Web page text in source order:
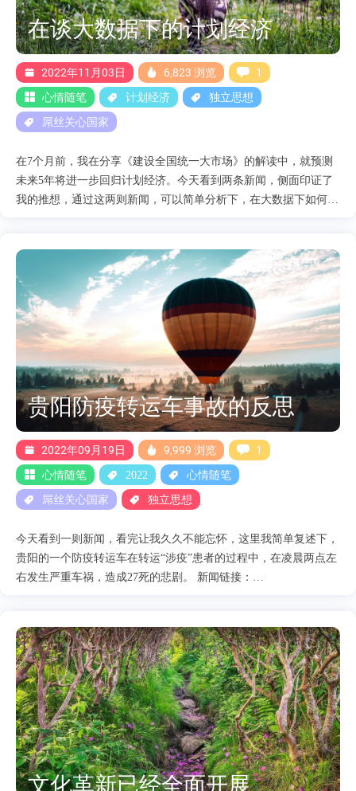
改革开放30多年，大部分的人都已经具备了一定的独立思考能力，
并且都有了基本的法律意识。你不让我说话，那我就进行无内容抗
议。所以就有了举白纸这种类似行为艺术的抗议活动。 我什么都
不写，就举张白纸，你总不能以寻衅滋事的名义抓我吧。随着事件
的发酵，慢慢更多的人都加入了举白纸这场活动中。这在民主国家
来看，简直....
在谈大数据下的计划经济
2022年11月03日 6,823 浏览 1
心情随笔 计划经济 独立思想
屌丝关心国家
在7个月前，我在分享《建设全国统一大市场》的解读中，就预测
未来5年将进一步回归计划经济。今天看到两条新闻，侧面印证了
我的推想，通过这两则新闻，可以简单分析下，在大数据下如何实
1.https://www.163.com/dy/article/HL1C3C1R0530WJIN.html #小区里
要开始建食堂 2.供销社的大面积恢复 如果结合20大，在来看这两
条不难得出两个结论。 1.如果发生战争，那么供销社和食堂将起到
决定性作用，保障百姓的基本生活需求。 2.进一步垄断社会资源，
也可以说进一步加强社会管控，未来吃饭，吃多少，用多少，通通
都由中央说了算。 那么为什么我会称之为计划经济2.0呢？ 首先要
理解计划经济和市场经济最大的区别，这里我举个简单的例子。
比如张三家是一个三口之家，他们每天要吃3-5个鸡蛋。那如果是
在计划经济时代，政府只会给他3个鸡蛋，如果他还想吃也买不
到，也没地方能买，因为政府已经把他定好量了。但是如果在市场
经济下，他就可以根据自己的实际需求进行正常买卖。这就是两者
最大的区别。 但是聪明人....
贵阳防疫转运车事故的反思
2022年09月19日 9,999 浏览 1
心情随笔 2022 心情随笔
屌丝关心国家 独立思想
今天看到一则新闻，看完让我久久不能忘怀，这里我简单复述下，
贵阳的一个防疫转运车在转运“涉疫”患者的过程中，在凌晨两点左
右发生严重车祸，造成27死的悲剧。 新闻链接：
19号完成社会面的清零工作。 所以也就是说9月29日是最后期限，
那么根据现在各省的防疫逻辑来看，那就是要赶紧把“涉疫”人员转
运到其他地方，这样就能完成社会面清零的政治任务。 我们再来
看看这无辜的47个人，他们大概率应该全是阴性，充其量也就是个
密接。但是他们却身不由己的要被当猪仔一样运来运去，他们也不
知道前方等待他们的是什么，他们更不知道什么时候可以回家。
在看整场车祸中的最悲剧性的人物--司机 通过这张照片，我们能清
晰的看到全副武装的司机，凡是开过车的人都知道，保持通顺的呼
吸，和清晰的视野是开车最基本的安全常识。看看司机这身穿着，
文化革新已经全面开展